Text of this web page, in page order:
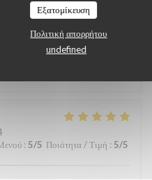
Εξατομίκευση
Πολιτική απορρήτου
undefined
aimable
: 5/5 Ποιότητα / Τιμή : 5/5